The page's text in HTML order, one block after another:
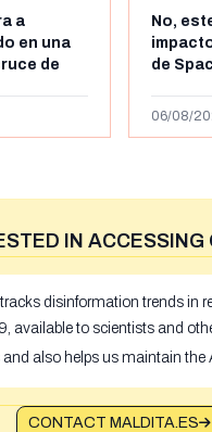
a
en una
de
de
No,
de
menos
06/08/
IN ACCESSING
disinformation trends in
available to scientists and
also helps us maintain the
CONTACT MALDITA.ES